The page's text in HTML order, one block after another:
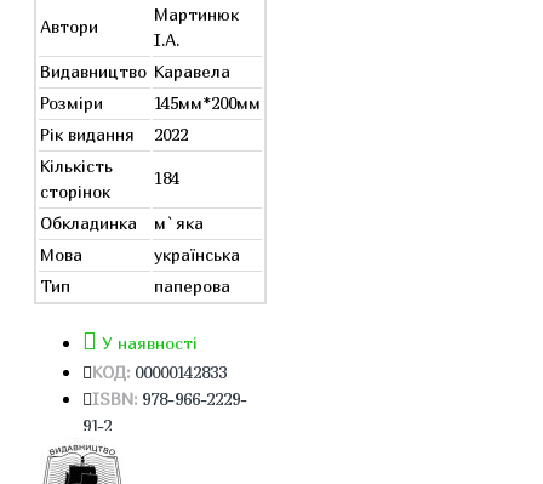
Автори
Мартинюк
І.А.
Видавництво Каравела
Розміри
145мм*200мм
Рік видання
2022
Кількість
сторінок
184
Обкладинка
м`яка
Мова
українська
Тип
паперова
У наявності
КОД: 00000142833
ISBN: 978-966-2229-
91-2